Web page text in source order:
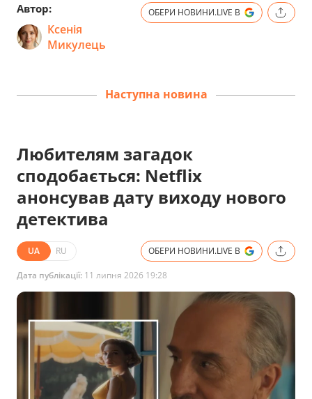
Автор:
Ксенія
Микулець
ОБЕРИ НОВИНИ.LIVE В
Наступна новина
Любителям загадок
сподобається: Netflix
анонсував дату виходу нового
детектива
UA RU ОБЕРИ НОВИНИ.LIVE В
Дата публікації: 11 липня 2026 19:28